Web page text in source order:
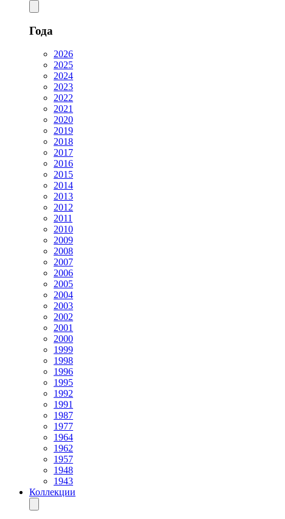
Года
2026
2025
2024
2023
2022
2021
2020
2019
2018
2017
2016
2015
2014
2013
2012
2011
2010
2009
2008
2007
2006
2005
2004
2003
2002
2001
2000
1999
1998
1996
1995
1992
1991
1987
1977
1964
1962
1957
1948
1943
Коллекции